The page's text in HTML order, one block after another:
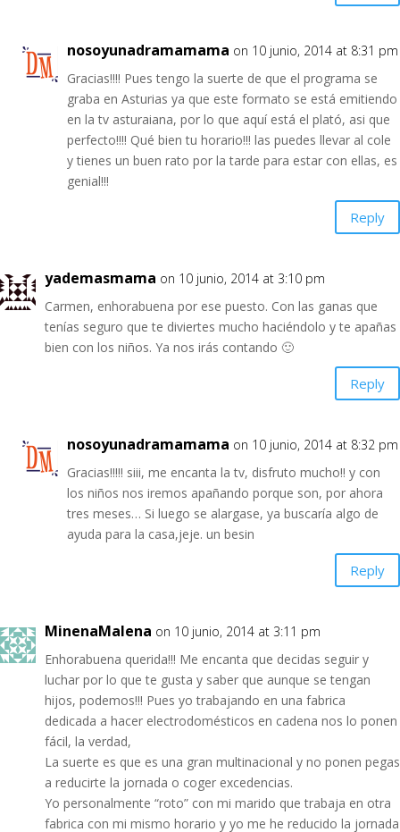
nosoyunadramamama on 10 junio, 2014 at 8:31 pm
Gracias!!!! Pues tengo la suerte de que el programa se
graba en Asturias ya que este formato se está emitiendo
en la tv asturaiana, por lo que aquí está el plató, asi que
perfecto!!!! Qué bien tu horario!!! las puedes llevar al cole
y tienes un buen rato por la tarde para estar con ellas, es
genial!!!
Reply
yademasmama on 10 junio, 2014 at 3:10 pm
Carmen, enhorabuena por ese puesto. Con las ganas que
tenías seguro que te diviertes mucho haciéndolo y te apañas
bien con los niños. Ya nos irás contando 🙂
Reply
nosoyunadramamama on 10 junio, 2014 at 8:32 pm
Gracias!!!!! siii, me encanta la tv, disfruto mucho!! y con
los niños nos iremos apañando porque son, por ahora
tres meses… Si luego se alargase, ya buscaría algo de
ayuda para la casa,jeje. un besin
Reply
MinenaMalena on 10 junio, 2014 at 3:11 pm
Enhorabuena querida!!! Me encanta que decidas seguir y
luchar por lo que te gusta y saber que aunque se tengan
hijos, podemos!!! Pues yo trabajando en una fabrica
dedicada a hacer electrodomésticos en cadena nos lo ponen
fácil, la verdad,
La suerte es que es una gran multinacional y no ponen pegas
a reducirte la jornada o coger excedencias.
Yo personalmente “roto” con mi marido que trabaja en otra
fabrica con mi mismo horario y yo me he reducido la jornada